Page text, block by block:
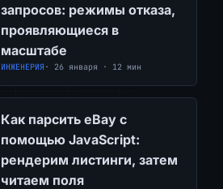
запросов: режимы отказа,
проявляющиеся в
масштабе
ИНЖЕНЕРИЯ · 26 января · 12 мин
Как парсить eBay с
помощью JavaScript:
рендерим листинги, затем
читаем поля